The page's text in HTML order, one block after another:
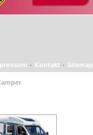
· Kontakt · Sitemap